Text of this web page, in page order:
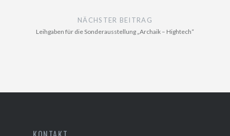
NÄCHSTER BEITRAG
Leihgaben für die Sonderausstellung „Archaik – Hightech“